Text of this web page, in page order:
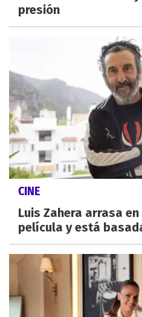
presión
CINE
Luis Zahera arrasa
película y está